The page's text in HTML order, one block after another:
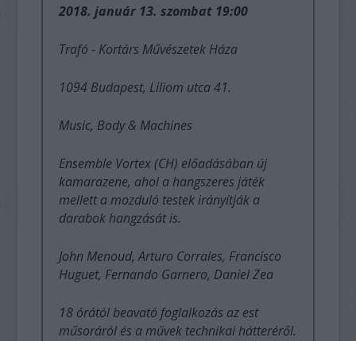
2018. január 13. szombat 19:00
Trafó - Kortárs Művészetek Háza
1094 Budapest, Liliom utca 41.
Music, Body & Machines
Ensemble Vortex (CH) előadásában új
kamarazene, ahol a hangszeres játék
mellett a mozduló testek irányítják a
darabok hangzását is.
John Menoud, Arturo Corrales, Francisco
Huguet, Fernando Garnero, Daniel Zea
18 órától beavató foglalkozás az est
műsoráról és a művek technikai hátteréről.